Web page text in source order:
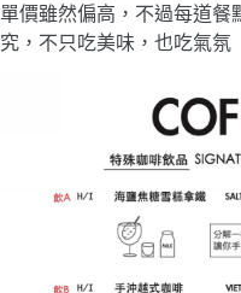
單價雖然偏高，不過每道餐
究，不只吃美味，也吃氣氛